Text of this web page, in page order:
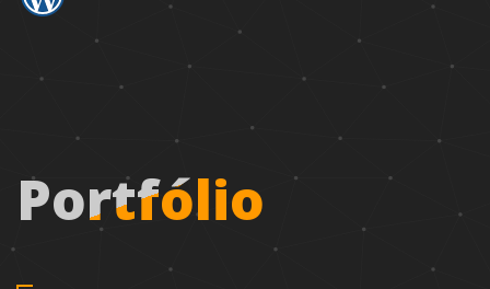
Portfólio